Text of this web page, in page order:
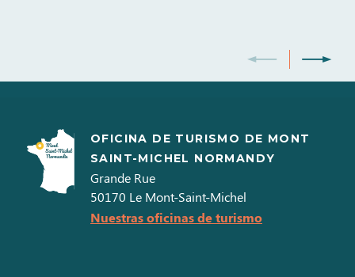
OFICINA DE TURISMO DE MONT
SAINT-MICHEL NORMANDY
Grande Rue
50170 Le Mont-Saint-Michel
Nuestras oficinas de turismo